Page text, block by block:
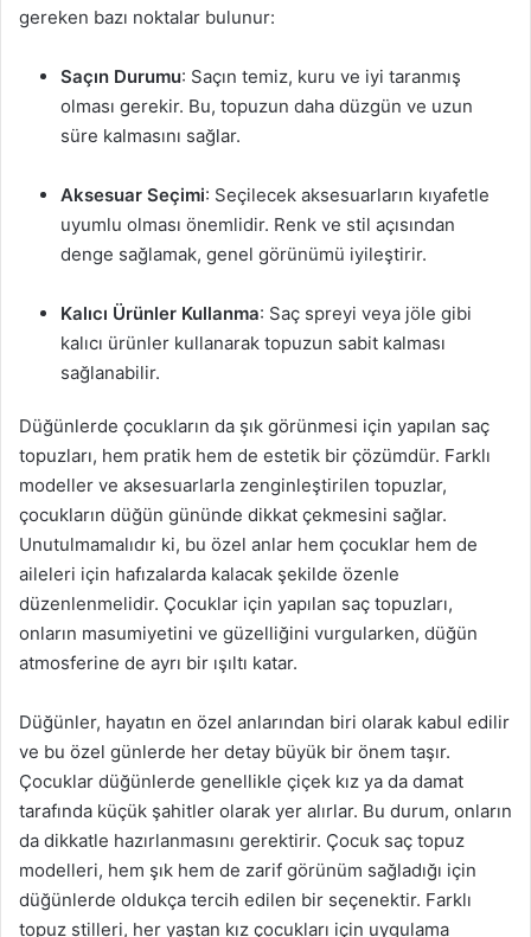
gereken bazı noktalar bulunur:
Saçın Durumu: Saçın temiz, kuru ve iyi taranmış
olması gerekir. Bu, topuzun daha düzgün ve uzun
süre kalmasını sağlar.
Aksesuar Seçimi: Seçilecek aksesuarların kıyafetle
uyumlu olması önemlidir. Renk ve stil açısından
denge sağlamak, genel görünümü iyileştirir.
Kalıcı Ürünler Kullanma: Saç spreyi veya jöle gibi
kalıcı ürünler kullanarak topuzun sabit kalması
sağlanabilir.
Düğünlerde çocukların da şık görünmesi için yapılan saç
topuzları, hem pratik hem de estetik bir çözümdür. Farklı
modeller ve aksesuarlarla zenginleştirilen topuzlar,
çocukların düğün gününde dikkat çekmesini sağlar.
Unutulmamalıdır ki, bu özel anlar hem çocuklar hem de
aileleri için hafızalarda kalacak şekilde özenle
düzenlenmelidir. Çocuklar için yapılan saç topuzları,
onların masumiyetini ve güzelliğini vurgularken, düğün
atmosferine de ayrı bir ışıltı katar.
Düğünler, hayatın en özel anlarından biri olarak kabul edilir
ve bu özel günlerde her detay büyük bir önem taşır.
Çocuklar düğünlerde genellikle çiçek kız ya da damat
tarafında küçük şahitler olarak yer alırlar. Bu durum, onların
da dikkatle hazırlanmasını gerektirir. Çocuk saç topuz
modelleri, hem şık hem de zarif görünüm sağladığı için
düğünlerde oldukça tercih edilen bir seçenektir. Farklı
topuz stilleri, her yaştan kız çocukları için uygulama